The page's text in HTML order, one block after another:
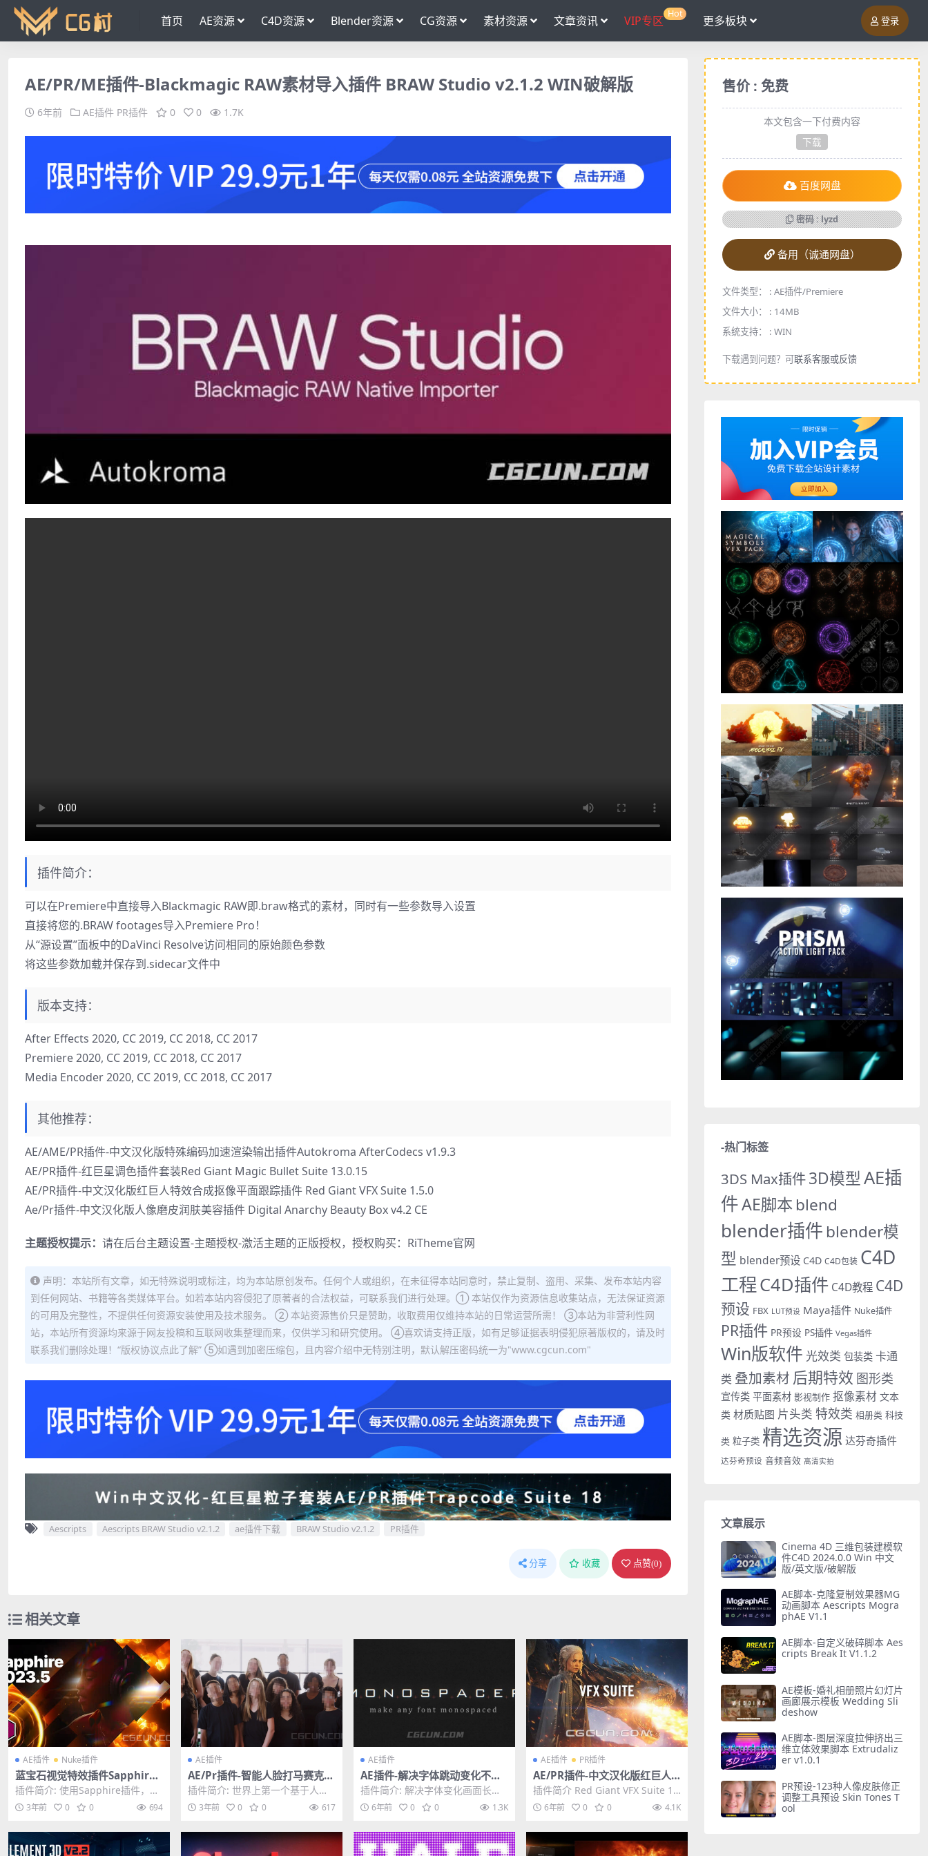
首页 AE资源 C4D资源 Blender资源 CG资源 素材资源 文章资讯 VIP专区 Hot 更多板块 登录
AE/PR/ME插件-Blackmagic RAW素材导入插件 BRAW Studio v2.1.2 WIN破解版
6年前 AE插件 PR插件 0 0 1.7K
插件简介：
可以在Premiere中直接导入Blackmagic RAW即.braw格式的素材，同时有一些参数导入设置
直接将您的.BRAW footages导入Premiere Pro！
从“源设置”面板中的DaVinci Resolve访问相同的原始颜色参数
将这些参数加载并保存到.sidecar文件中
版本支持：
After Effects 2020, CC 2019, CC 2018, CC 2017
Premiere 2020, CC 2019, CC 2018, CC 2017
Media Encoder 2020, CC 2019, CC 2018, CC 2017
其他推荐：
AE/AME/PR插件-中文汉化版特殊编码加速渲染输出插件Autokroma AfterCodecs v1.9.3
AE/PR插件-红巨星调色插件套装Red Giant Magic Bullet Suite 13.0.15
AE/PR插件-中文汉化版红巨人特效合成抠像平面跟踪插件 Red Giant VFX Suite 1.5.0
Ae/Pr插件-中文汉化版人像磨皮润肤美容插件 Digital Anarchy Beauty Box v4.2 CE
主题授权提示： 请在后台主题设置-主题授权-激活主题的正版授权，授权购买： RiTheme官网
声明：本站所有文章，如无特殊说明或标注，均为本站原创发布。任何个人或组织，在未征得本站同意时，禁止复制、盗用、采集、发布本站内容
到任何网站、书籍等各类媒体平台。如若本站内容侵犯了原著者的合法权益，可联系我们进行处理。① 本站仅作为资源信息收集站点，无法保证资源
的可用及完整性，不提供任何资源安装使用及技术服务。 ② 本站资源售价只是赞助，收取费用仅维持本站的日常运营所需！ ③本站为非营利性网
站，本站所有资源均来源于网友投稿和互联网收集整理而来，仅供学习和研究使用。 ④喜欢请支持正版，如有足够证据表明侵犯原著版权的，请及时
联系我们删除处理！“版权协议点此了解” ⑤如遇到加密压缩包，且内容介绍中无特别注明，默认解压密码统一为"www.cgcun.com"
Aescripts Aescripts BRAW Studio v2.1.2 ae插件下载 BRAW Studio v2.1.2 PR插件
分享 收藏 点赞(0)
相关文章
AE插件 Nuke插件
蓝宝石视觉特效插件Sapphire
2023.5 CE Ae/Pr/Ps/OFX/Veg
as/Nuke/达芬奇Win一键安装
版
插件简介: 使用Sapphire插件，您
可以创造出任何主机原生效果工具
所无法比拟...
3年前 0 0 694
AE插件
AE/Pr插件-智能人脸打马赛克插
件Blace–AI Face Detection V
1.4.2 Win
插件简介: 世界上第一个基于人工
智能的自动人脸检测和模糊系统，
用于合成和编辑。B...
3年前 0 0 617
AE插件
AE插件-解决字体跳动变化不适
配的问题插件 Monospacer v1.
2 Win破解版
插件简介: 解决字体变化画面长宽
不适配的跳动问题，配合Digit Fid
dler...
6年前 0 0 1.3K
AE插件 PR插件
AE/PR插件-中文汉化版红巨人
特效合成抠像平面跟踪插件 Red
Giant VFX Suite 1.5.0 WIN
插件简介 Red Giant VFX Suite 1.
5.0是一套由Red Gi...
6年前 0 0 4.1K
售价 : 免费
本文包含一下付费内容
下载
百度网盘
密码 : lyzd
备用（诚通网盘）
文件类型： : AE插件/Premiere
文件大小： : 14MB
系统支持： : WIN
下载遇到问题？可联系客服或反馈
-热门标签
3DS Max插件3D模型AE插
件AE脚本 blend
blender插件 blender模
型 blender预设 C4D C4D包装 C4D
工程C4D插件 C4D教程 C4D
预设 FBX LUT预设 Maya插件 Nuke插件
PR插件 PR预设 PS插件 Vegas插件
Win版软件 光效类 包装类 卡通
类 叠加素材 后期特效 图形类
宣传类 平面素材 影视制作 抠像素材 文本
类 材质贴图 片头类 特效类 相册类 科技
类 粒子类 精选资源 达芬奇插件
达芬奇预设 音频音效 高清实拍
文章展示
Cinema 4D 三维包装建模软
件C4D 2024.0.0 Win 中文
版/英文版/破解版
AE脚本-克隆复制效果器MG
动画脚本 Aescripts Mogra
phAE V1.1
AE脚本-自定义破碎脚本 Aes
cripts Break It V1.1.2
AE模板-婚礼相册照片幻灯片
画廊展示模板 Wedding Sli
deshow
AE脚本-图层深度拉伸挤出三
维立体效果脚本 Extrudaliz
er v1.0.1
PR预设-123种人像皮肤修正
调整工具预设 Skin Tones T
ool